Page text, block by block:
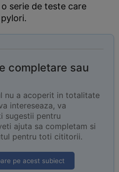
serie de teste care
completare sau
nu a acoperit in totalitate
intereseaza, va
sugestii pentru
ajuta sa completam si
pentru toti cititorii.
pe acest subiect